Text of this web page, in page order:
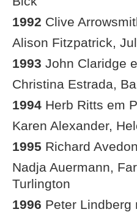
1992 Clive
Alison Fitzpatrick,
1993 John Claridge
Christina Estrada,
1994 Herb Ritts em
Karen Alexander,
1995 Richard
Nadja Auermann,
Turlington
1996 Peter Lindberg